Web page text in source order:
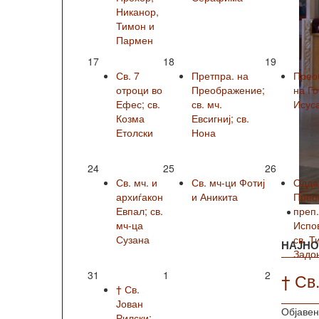
†
Никанор,
Тимон и
Пармен
17
Св. 7
отроци во
Ефес; св.
Козма
Етолски
18
Претпра. на
Преображение;
св. мч.
Евсигниј; св.
Нона
19
на
24
Св. мч. и
архиѓакон
Евпал; св.
мч-ца
Сузана
25
Св. мч-ци Фотиј
и Аникита
26
св.
31
† Св.
Јован
1 2